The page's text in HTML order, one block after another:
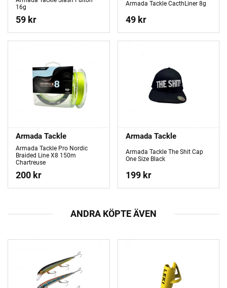
16g
59 kr
Armada Tackle CacthLiner 8g
49 kr
Armada Tackle
Armada Tackle Pro Nordic
Braided Line X8 150m
Chartreuse
200 kr
Armada Tackle
Armada Tackle The Shit Cap
One Size Black
199 kr
ANDRA KÖPTE ÄVEN